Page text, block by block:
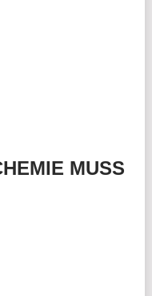
MUSS